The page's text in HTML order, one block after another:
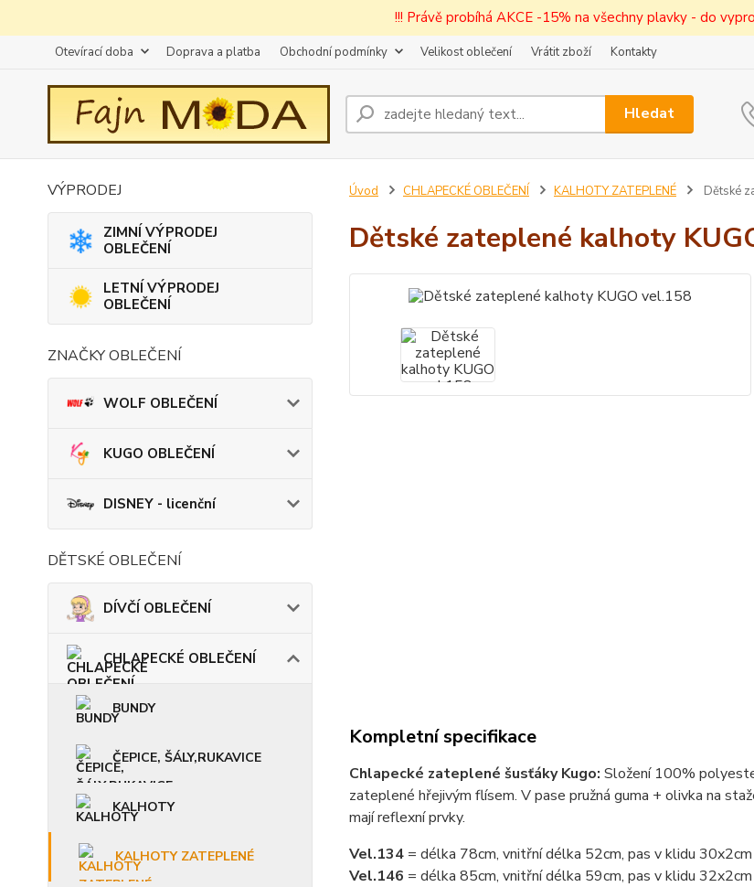
!!! Právě probíhá AKCE -15% na všechny plavky - do
Otevírací doba Doprava a platba Obchodní podmínky Velikost oblečení Vrátit zboží Kontakty
Hledat
VÝPRODEJ
ZIMNÍ VÝPRODEJ
OBLEČENÍ
LETNÍ VÝPRODEJ
OBLEČENÍ
ZNAČKY OBLEČENÍ
WOLF OBLEČENÍ
KUGO OBLEČENÍ
DISNEY - licenční
DĚTSKÉ OBLEČENÍ
DÍVČÍ OBLEČENÍ
CHLAPECKÉ OBLEČENÍ
BUNDY
ČEPICE, ŠÁLY,RUKAVICE
KALHOTY
KALHOTY ZATEPLENÉ
Úvod CHLAPECKÉ OBLEČENÍ KALHOTY ZATEPLENÉ Dětské
Dětské zateplené kalhoty
Kompletní specifikace
Chlapecké zateplené šusťáky Kugo: Složení 100%
zateplené hřejivým flísem. V pase pružná guma + olivka na
mají reflexní prvky.
Vel.134= délka 78cm, vnitřní délka 52cm, pas v klidu 30x2cm
Vel.146 = délka 85cm, vnitřní délka 59cm, pas v klidu 32x2cm